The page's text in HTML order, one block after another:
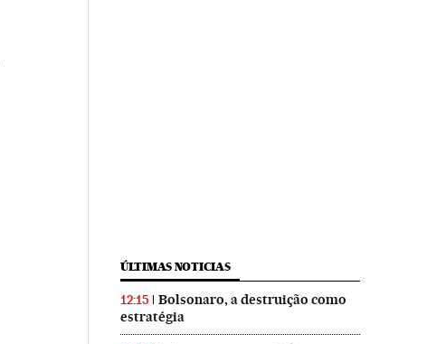
ÚLTIMAS NOTICIAS
12:15
Bolsonaro, a destruição como
estratégia